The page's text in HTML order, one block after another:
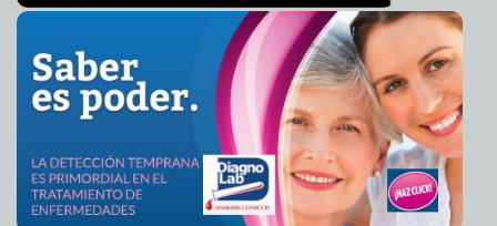
2025-08-01 19:36:53 Registran primera agrupación de mujeres productoras
ganaderas en México
2025-07-31 23:09:09 "El Ayuntamiento de Mérida inicia la restauración de
adoquines de la Ermita"
2025-07-31 23:04:58 Sesiona diputaciòn permanente para turnan diversos
asuntos
Cabildo va por más acciones para mejorar la
infraestructura, limpieza, orden, economía y justicia social en Mérida.
2025-07-31 22:51:47 Pintan El Cuyo y atraen visitantes nuevos del
extranjero y nacionales